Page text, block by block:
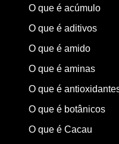
O que é acúmulo
O que é aditivos
O que é amido
O que é aminas
O que é
O que é botânicos
O que é Cacau